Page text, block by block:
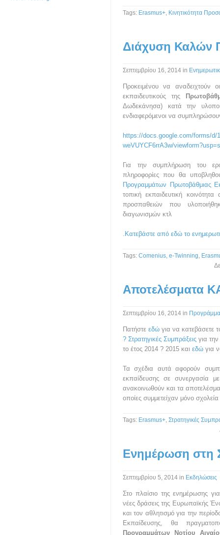
Tags: Erasmus+, Κινητικότητα
Διάχυση Καλών
Σεπτεμβρίου 16, 2014 in
Προκειμένου να αναδειχτούν
εκπαιδευτικούς της
Δωδεκάνησα) κατά την
ενδιαφερόμενοι να
https://docs.google.com/forms/d/
weVUYCF6rrA3w/
Για την συμπλήρωση του
πληροφορίες που θα
Προγραμμάτων Πρωτοβάθμιας
τοπική εκπαιδευτική
προσπαθειών που
διαγωνισμών κτλ
. Κατεβάστε από εδώ το
Tags: Comenius, e-Twinning,
Αποτελέσματα
Σεπτεμβρίου 16, 2014 in
Πατήστε εδώ για να κατεβάσετε
? Στρατηγικές Συμπράξεις για
το έτος 2014 ? 2015 και εδώ για
Τα σχέδια αυτά αφορούν
εκπαίδευσης σε συνεργασία
ανακοινωθούν και τα
οποίες συμμετείχαν μόνο
Tags: Erasmus+, Στρατηγικές
Ενημέρωση στη
Σεπτεμβρίου 5, 2014 in Εκδηλώσεις
Στο πλαίσιο της ενημέρωσης
νέες δράσεις της Ευρωπαϊκής
και τον αθλητισμό για την
Εκπαίδευσης, θα
Προγραμμάτων Νοτίου